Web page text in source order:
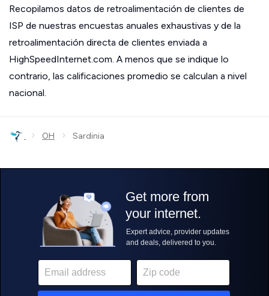
Recopilamos datos de retroalimentación de clientes de
ISP de nuestras encuestas anuales exhaustivas y de la
retroalimentación directa de clientes enviada a
HighSpeedInternet.com. A menos que se indique lo
contrario, las calificaciones promedio se calculan a nivel
nacional.
› OH › Sardinia